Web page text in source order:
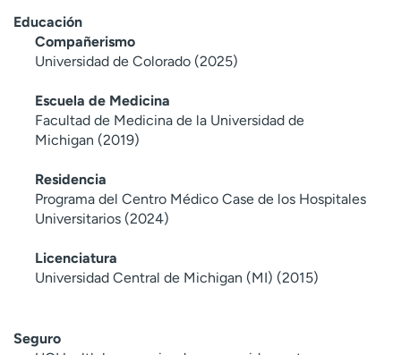
Educación
Compañerismo
Universidad de Colorado (2025)
Escuela de Medicina
Facultad de Medicina de la Universidad de
Michigan (2019)
Residencia
Programa del Centro Médico Case de los Hospitales
Universitarios (2024)
Licenciatura
Universidad Central de Michigan (MI) (2015)
Seguro